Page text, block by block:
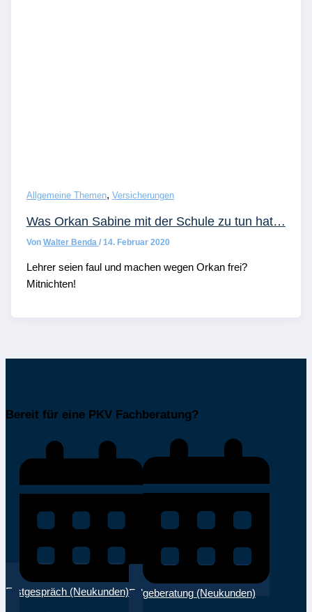
Allgemeine Themen, Versicherungen
Was Orkan Sabine mit der Schule zu tun hat…
Von Walter Benda / 14. Februar 2020
Lehrer seien faul und machen wegen Orkan frei?
Mitnichten!
Bereit für eine PKV Fachberatung?
Erstgespräch (Neukunden)Folgeberatung (Neukunden)